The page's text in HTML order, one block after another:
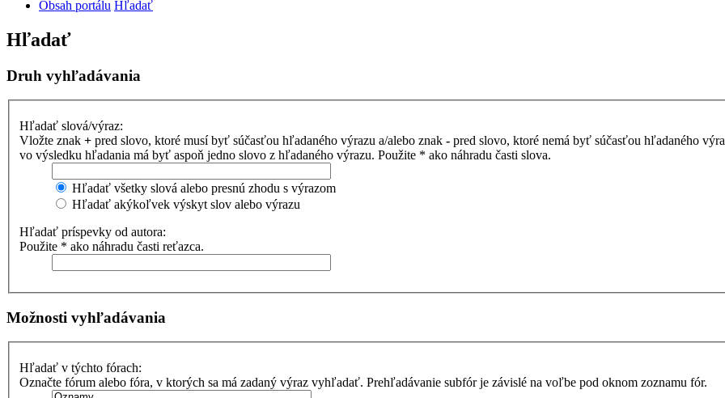
Obsah portálu Hľadať
Hľadať
Druh vyhľadávania
Hľadať slová/výraz:
Vložte znak + pred slovo, ktoré musí byť súčasťou hľadaného výrazu a/alebo znak - pred slovo, ktoré nemá byť súčasťou hľadaného
vo výsledku hľadania má byť aspoň jedno slovo z hľadaného výrazu. Použite * ako náhradu časti slova.
Hľadať všetky slová alebo presnú zhodu s výrazom
Hľadať akýkoľvek výskyt slov alebo výrazu
Hľadať príspevky od autora:
Použite * ako náhradu časti reťazca.
Možnosti vyhľadávania
Hľadať v týchto fórach:
Označte fórum alebo fóra, v ktorých sa má zadaný výraz vyhľadať. Prehľadávanie subfór je závislé na voľbe pod oknom zoznamu fór.